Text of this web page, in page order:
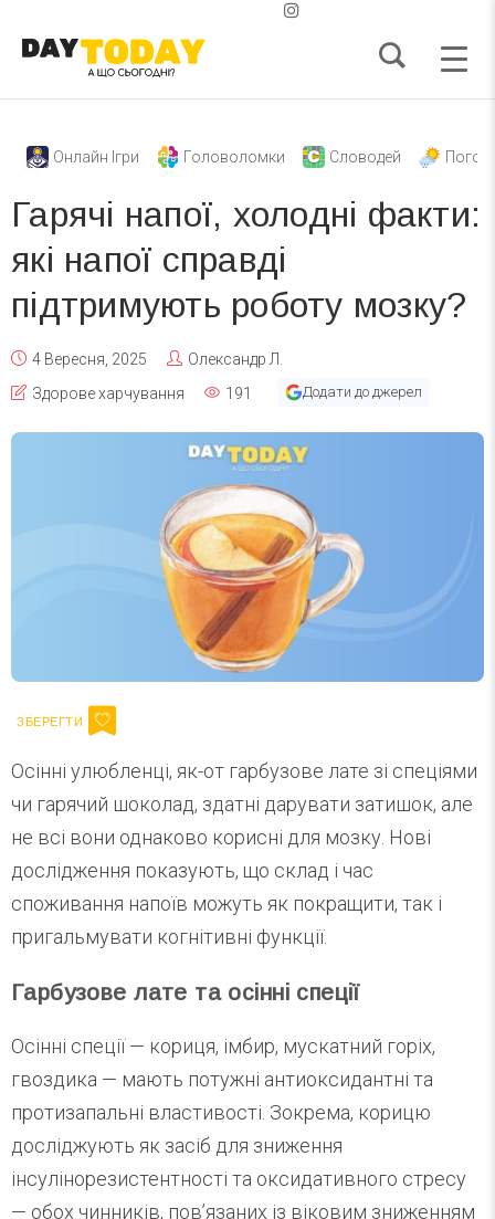
Онлайн Ігри Головоломки Словодей
Гарячі напої, холодні факти:
які напої справді
підтримують роботу мозку?
4 Вересня, 2025
Олександр Л.
Здорове харчування
191 Додати до джерел
Осінні улюбленці, як-от гарбузове лате зі спеціями
чи гарячий шоколад, здатні дарувати затишок, але
не всі вони однаково корисні для мозку. Нові
дослідження показують, що склад і час
споживання напоїв можуть як покращити, так і
пригальмувати когнітивні функції.
Гарбузове лате та осінні спеції
Осінні спеції — кориця, імбир, мускатний горіх,
гвоздика — мають потужні антиоксидантні та
протизапальні властивості. Зокрема, корицю
досліджують як засіб для зниження
інсулінорезистентності та оксидативного стресу
— обох чинників, пов’язаних із віковим зниженням